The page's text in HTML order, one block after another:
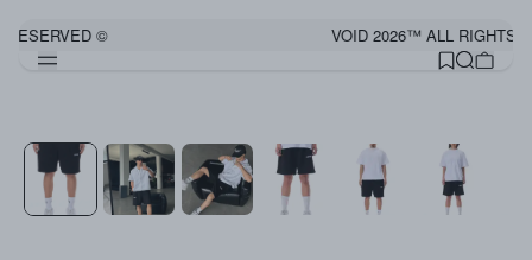
© VOID 2026™ ALL RIGHTS